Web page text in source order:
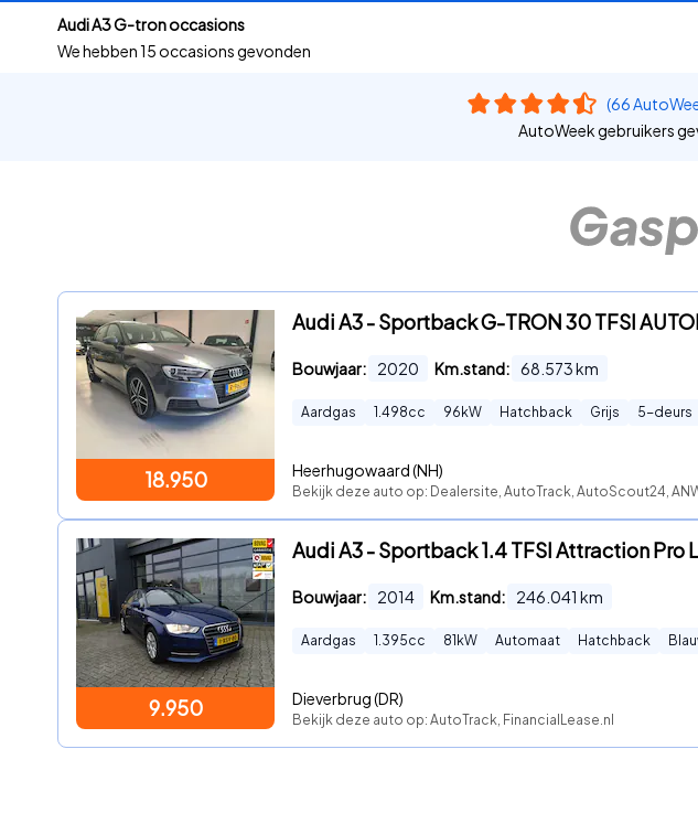
Audi A3 G-tron occasions
We hebben15 occasions gevonden
(66
AutoWeek gebruikers
18.950
Audi A3 - Sportback G-TRON 30 TFSI
Bouwjaar: 2020 Km.stand: 68.573km
Aardgas 1.498cc 96 kW Hatchback Grijs 5-deurs
Heerhugowaard (NH)
Bekijk deze auto op: Dealersite, AutoTrack, AutoScout24,
9.950
Audi A3 - Sportback 1.4 TFSI Attraction Pro
Bouwjaar: 2014 Km.stand: 246.041 km
Aardgas 1.395cc 81 kW Automaat Hatchback
Dieverbrug (DR)
Bekijk deze auto op: AutoTrack, FinancialLease.nl